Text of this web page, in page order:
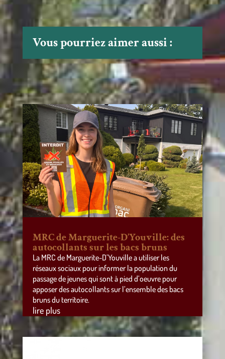
Vous pourriez aimer aussi :
MRC de Marguerite-D’Youville: des
autocollants sur les bacs bruns
La MRC de Marguerite-D’Youville a utiliser les
réseaux sociaux pour informer la population du
passage de jeunes qui sont à pied d’oeuvre pour
apposer des autocollants sur l’ensemble des bacs
bruns du territoire.
lire plus